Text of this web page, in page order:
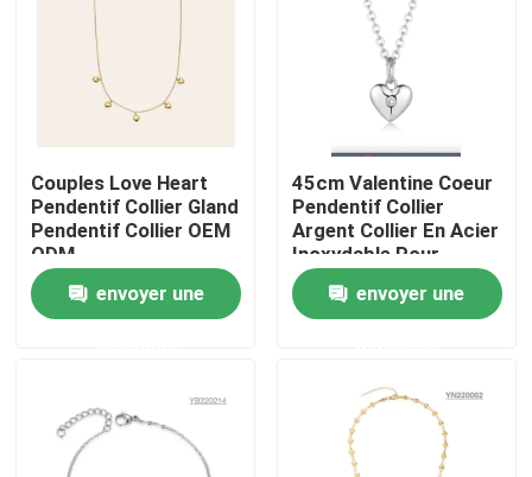
Accueil
A propos de nous
Contacts
Couples Love Heart
Pendentif Collier Gland
Pendentif Collier OEM
ODM
envoyer une
45cm Valentine Coeur
Pendentif Collier
Argent Collier En Acier
Inoxydable Pour
Femme
envoyer une